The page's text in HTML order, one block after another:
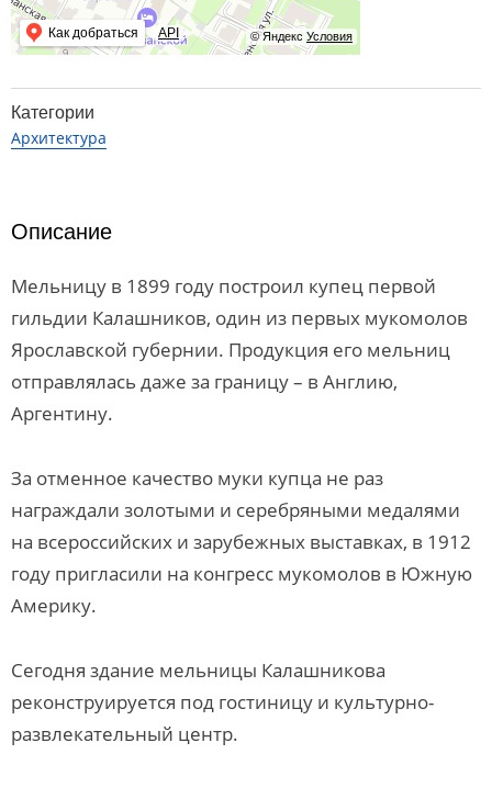
© Яндекс Условия
Как добраться API
Категории
Архитектура
Описание
Мельницу в 1899 году построил купец первой
гильдии Калашников, один из первых мукомолов
Ярославской губернии. Продукция его мельниц
отправлялась даже за границу – в Англию,
Аргентину.
За отменное качество муки купца не раз
награждали золотыми и серебряными медалями
на всероссийских и зарубежных выставках, в 1912
году пригласили на конгресс мукомолов в Южную
Америку.
Сегодня здание мельницы Калашникова
реконструируется под гостиницу и культурно-
развлекательный центр.